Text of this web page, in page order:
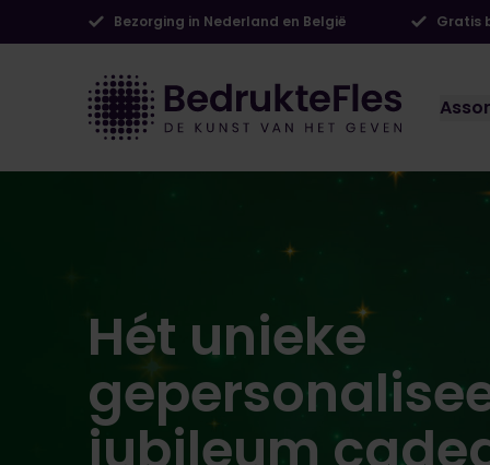
Bezorging in Nederland en België Gratis
Hét unieke